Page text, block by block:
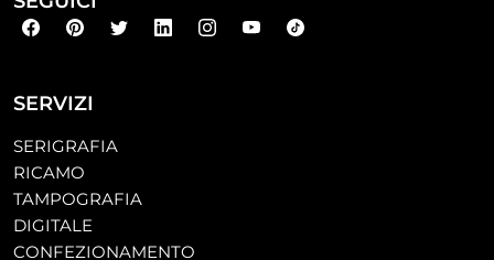
SERVIZI
SERIGRAFIA
RICAMO
TAMPOGRAFIA
DIGITALE
CONFEZIONAMENTO